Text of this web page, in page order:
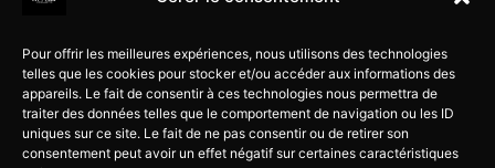
Pour offrir les meilleures expériences, nous utilisons des technologies
telles que les cookies pour stocker et/ou accéder aux informations des
appareils. Le fait de consentir à ces technologies nous permettra de
traiter des données telles que le comportement de navigation ou les ID
uniques sur ce site. Le fait de ne pas consentir ou de retirer son
consentement peut avoir un effet négatif sur certaines caractéristiques
Optimisation
perf
Flexfuel
Éthanol
Voiture
Poids-
lourds
Engin TP
19600 Larche
Email :
contact@lrprog.fr
Tel : 06 26 10 66 34